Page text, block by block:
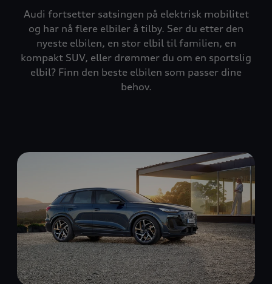
Audi fortsetter satsingen på elektrisk mobilitet
og har nå flere elbiler å tilby. Ser du etter den
nyeste elbilen, en stor elbil til familien, en
kompakt SUV, eller drømmer du om en sportslig
elbil? Finn den beste elbilen som passer dine
behov.